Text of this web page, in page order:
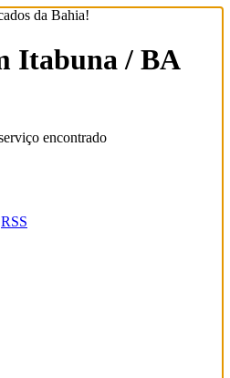
da Bahia!
Itabuna / BA
encontrado
RSS